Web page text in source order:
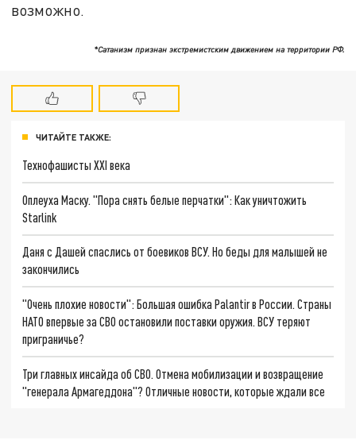
возможно.
*Сатанизм признан экстремистским движением на территории РФ.
ЧИТАЙТЕ ТАКЖЕ:
Технофашисты XXI века
Оплеуха Маску. "Пора снять белые перчатки": Как уничтожить
Starlink
Даня с Дашей спаслись от боевиков ВСУ. Но беды для малышей не
закончились
"Очень плохие новости": Большая ошибка Palantir в России. Страны
НАТО впервые за СВО остановили поставки оружия. ВСУ теряют
приграничье?
Три главных инсайда об СВО. Отмена мобилизации и возвращение
"генерала Армагеддона"? Отличные новости, которые ждали все